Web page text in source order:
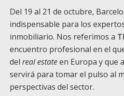
Del 19 al 21 de octubre,
indispensable para los
inmobiliario. Nos referimos a
encuentro profesional en el
del real estateen Europa y que
servirá para tomar el pulso al
perspectivas del sector.